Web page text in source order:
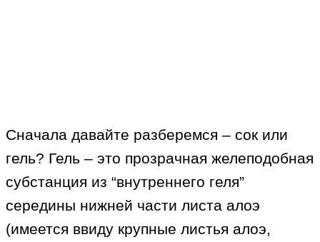
Сначала давайте разберемся – сок или
гель? Гель – это прозрачная желеподобная
субстанция из “внутреннего геля”
середины нижней части листа алоэ
(имеется ввиду крупные листья алоэ,